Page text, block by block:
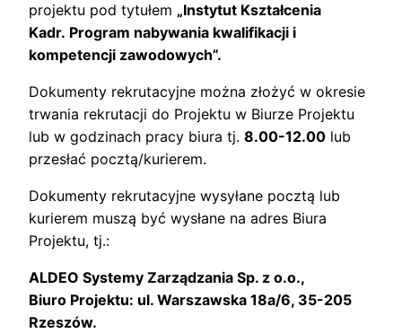
projektu pod tytułem „Instytut Kształcenia
Kadr. Program nabywania kwalifikacji i
kompetencji zawodowych”.
Dokumenty rekrutacyjne można złożyć w okresie
trwania rekrutacji do Projektu w Biurze Projektu
lub w godzinach pracy biura tj.8.00-12.00 lub
przesłać pocztą/kurierem.
Dokumenty rekrutacyjne wysyłane pocztą lub
kurierem muszą być wysłane na adres Biura
Projektu, tj.:
ALDEO Systemy Zarządzania Sp. z o.o.,
Biuro Projektu: ul. Warszawska 18a/6, 35-205
Rzeszów.